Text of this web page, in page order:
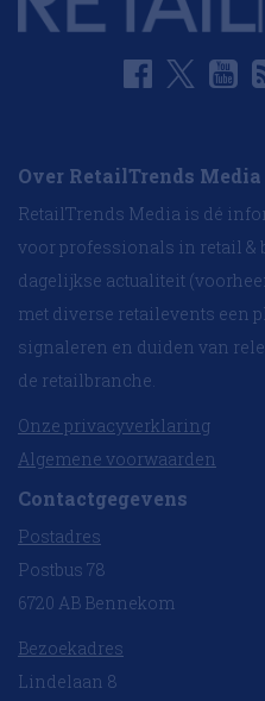
Over RetailTrends Media
RetailTrends Media is dé
voor professionals in retail &
dagelijkse actualiteit
met diverse retailevents een
signaleren en duiden van
de retailbranche.
Onze privacyverklaring
Algemene voorwaarden
Contactgegevens
Postadres
Postbus 78
6720 AB Bennekom
Bezoekadres
Lindelaan 8